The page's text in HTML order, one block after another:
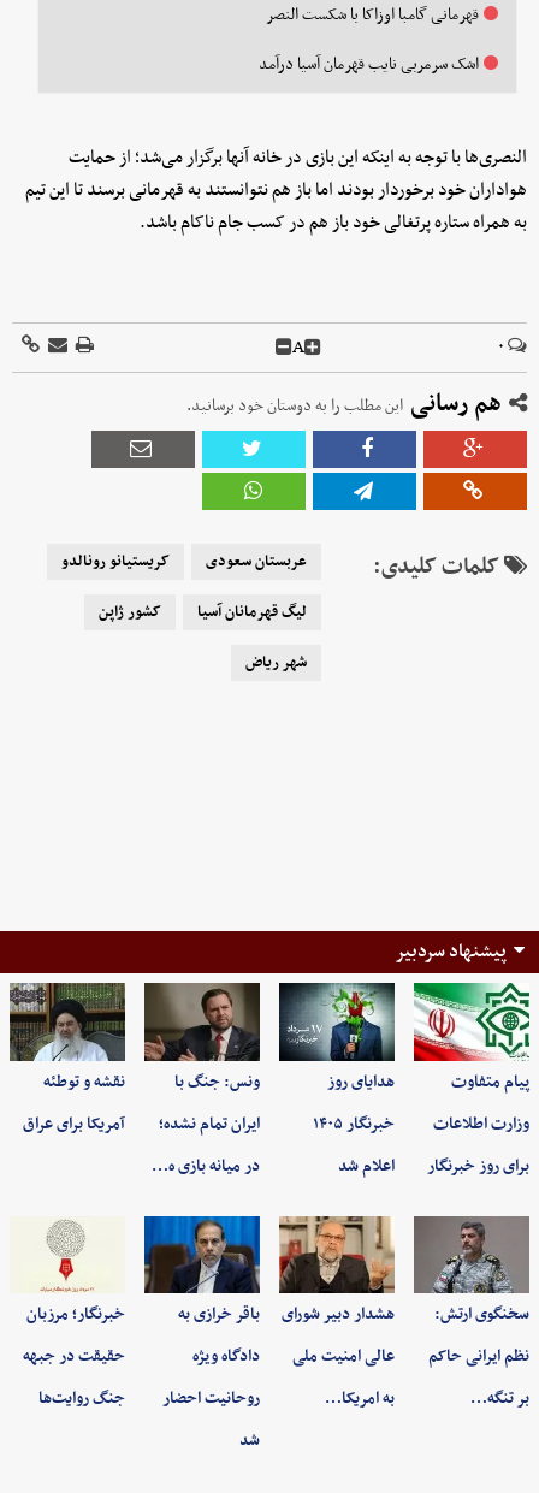
قهرمانی گامبا اوزاکا با شکست النصر
اشک سرمربی نایب قهرمان آسیا درآمد
النصری‌ها با توجه به اینکه این بازی در خانه آنها برگزار می‌شد؛ از حمایت
هواداران خود برخوردار بودند اما باز هم نتوانستند به قهرمانی برسند تا این تیم
به همراه ستاره پرتغالی خود باز هم در کسب جام ناکام باشد.
۰ A
هم رسانی این مطلب را به دوستان خود برسانید.
کلمات کلیدی: عربستان سعودی
کریستیانو رونالدو
لیگ قهرمانان آسیا
کشور ژاپن
شهر ریاض
پیشنهاد سردبیر
پیام متفاوت
وزارت اطلاعات
برای روز خبرنگار
هدایای روز
خبرنگار ۱۴۰۵
اعلام شد
ونس: جنگ با
ایران تمام نشده؛
در میانه بازی ه…
نقشه و توطئه
آمریکا برای عراق
سخنگوی ارتش:
نظم ایرانی حاکم
بر تنگه…
هشدار دبیر شورای
عالی امنیت ملی
به امریکا…
باقر خرازی به
دادگاه ویژه
روحانیت احضار
شد
خبرنگار؛ مرزبان
حقیقت در جبهه
جنگ روایت‌ها